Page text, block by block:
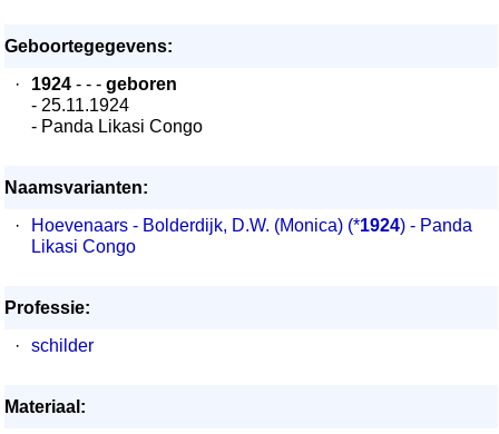
Geboortegegevens:
·
1924 - - - geboren
- 25.11.1924
- Panda Likasi Congo
Naamsvarianten:
·
Hoevenaars - Bolderdijk, D.W. (Monica) (*1924) - Panda
Likasi Congo
Professie:
·
schilder
Materiaal: